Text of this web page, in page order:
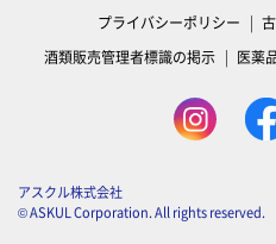
プライバシーポリシー
酒類販売管理者標識の掲示
医薬
アスクル株式会社
© ASKUL Corporation. All rights reserved.